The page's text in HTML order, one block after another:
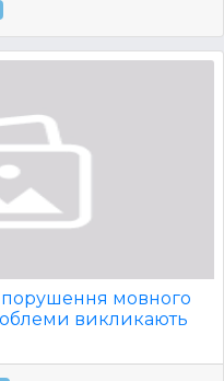
порушення мовного
викликають